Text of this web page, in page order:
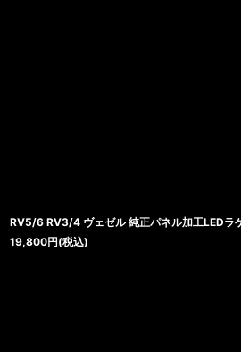
RV5/6 RV3/4 ヴェゼル 純正パネル加工LEDラ
19,800円(税込)